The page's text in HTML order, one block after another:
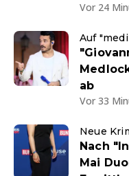
Vor 24
Auf
ab
Vor 33
Neue
Nach
Mai